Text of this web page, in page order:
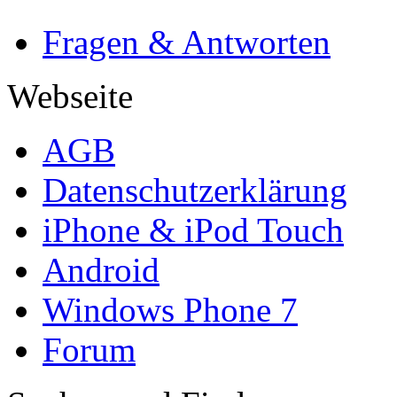
Fragen & Antworten
Webseite
AGB
Datenschutzerklärung
iPhone & iPod Touch
Android
Windows Phone 7
Forum